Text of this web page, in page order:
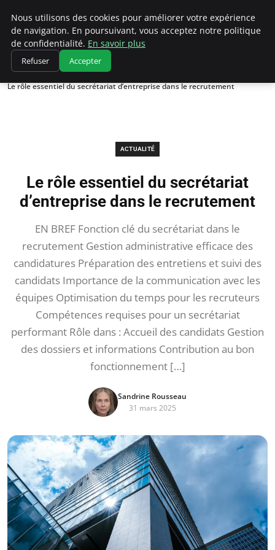
Chasseur De Tête
Accueil
Actualité
Le rôle essentiel du secrétariat d’entreprise dans le recrutement
ACTUALITÉ
Le rôle essentiel du secrétariat
d’entreprise dans le recrutement
EN BREF Fonction clé du secrétariat dans le
recrutement Gestion administrative efficace des
candidatures Préparation des entretiens et suivi des
candidats Importance de la communication avec les
équipes Optimisation du temps pour les recruteurs
Compétences requises pour un secrétariat
performant Rôle dans : Accueil des candidats Gestion
des dossiers et informations Contribution au bon
fonctionnement […]
Sandrine Rousseau
31 mars 2025
Nous utilisons des cookies pour améliorer votre expérience
de navigation. En poursuivant, vous acceptez notre politique
de confidentialité. En savoir plus
Refuser Accepter